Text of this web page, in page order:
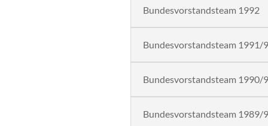
Bundesvorstandsteam 1992
Bundesvorstandsteam 1991/
Bundesvorstandsteam 1990/
Bundesvorstandsteam 1989/